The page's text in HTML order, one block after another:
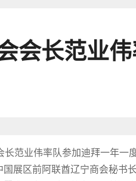
会长范业
范业伟率队参加迪拜一年
展区前阿联酋辽宁商会秘